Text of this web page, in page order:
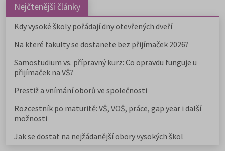
Nejčtenější články
Kdy vysoké školy pořádají dny otevřených dveří
Na které fakulty se dostanete bez přijímaček 2026?
Samostudium vs. přípravný kurz: Co opravdu funguje u
přijímaček na VŠ?
Prestiž a vnímání oborů ve společnosti
Rozcestník po maturitě: VŠ, VOŠ, práce, gap year i další
možnosti
Jak se dostat na nejžádanější obory vysokých škol